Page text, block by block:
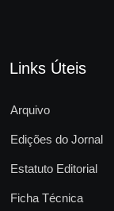
Links Úteis
Arquivo
Edições do Jornal
Estatuto Editorial
Ficha Técnica